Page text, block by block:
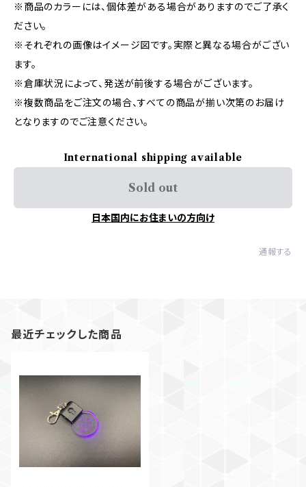
※商品のカラーには、個体差がある場合がありますのでご了承く
ださい。
※それぞれの画像はイメージ図です。実際と異なる場合がござい
ます。
※倉庫状況によって、発送が前後する場合がございます。
※複数商品をご注文の場合、すべての商品が揃い次第のお届け
となりますのでご注意ください。
International shipping available
Sold out
日本国内にお住まいの方向け
通報する
最近チェックした商品